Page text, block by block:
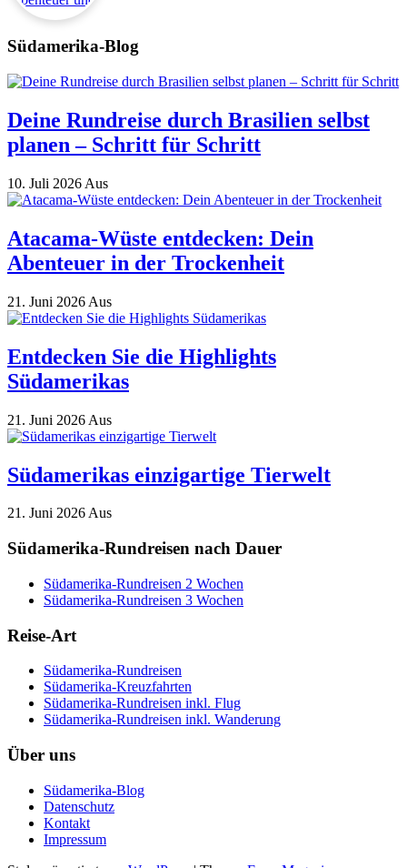
Südamerika-Blog
Deine Rundreise durch Brasilien selbst
planen – Schritt für Schritt
10. Juli 2026 Aus
Atacama-Wüste entdecken: Dein
Abenteuer in der Trockenheit
21. Juni 2026 Aus
Entdecken Sie die Highlights
Südamerikas
21. Juni 2026 Aus
Südamerikas einzigartige Tierwelt
21. Juni 2026Aus
Südamerika-Rundreisen nach Dauer
Südamerika-Rundreisen 2 Wochen
Südamerika-Rundreisen 3 Wochen
Reise-Art
Südamerika-Rundreisen
Südamerika-Kreuzfahrten
Südamerika-Rundreisen inkl. Flug
Südamerika-Rundreisen inkl. Wanderung
Über uns
Südamerika-Blog
Datenschutz
Kontakt
Impressum